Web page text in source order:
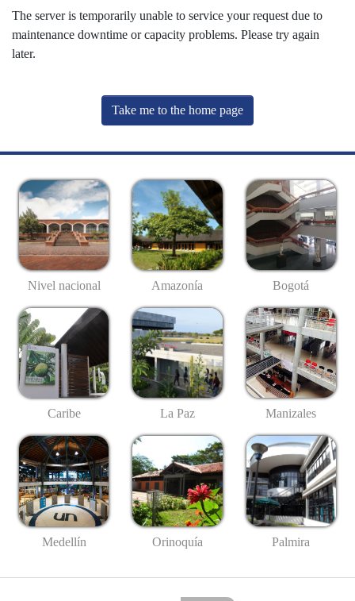
The server is temporarily unable to service your request due to
maintenance downtime or capacity problems. Please try again
later.
Take me to the home page
Nivel nacional Amazonía Bogotá
Caribe La Paz Manizales
Medellín Orinoquía Palmira